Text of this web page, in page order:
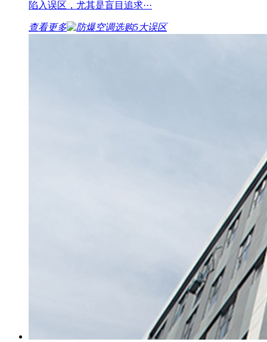
陷入误区，尤其是盲目追求···
查看更多